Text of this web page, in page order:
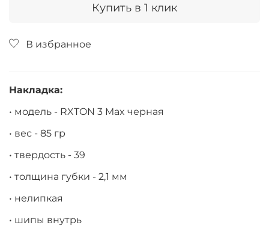
Купить в 1 клик
В избранное
Накладка:
• модель - RXTON 3 Max черная
• вес - 85 гр
• твердость - 39
• толщина губки - 2,1 мм
• нелипкая
• шипы внутрь